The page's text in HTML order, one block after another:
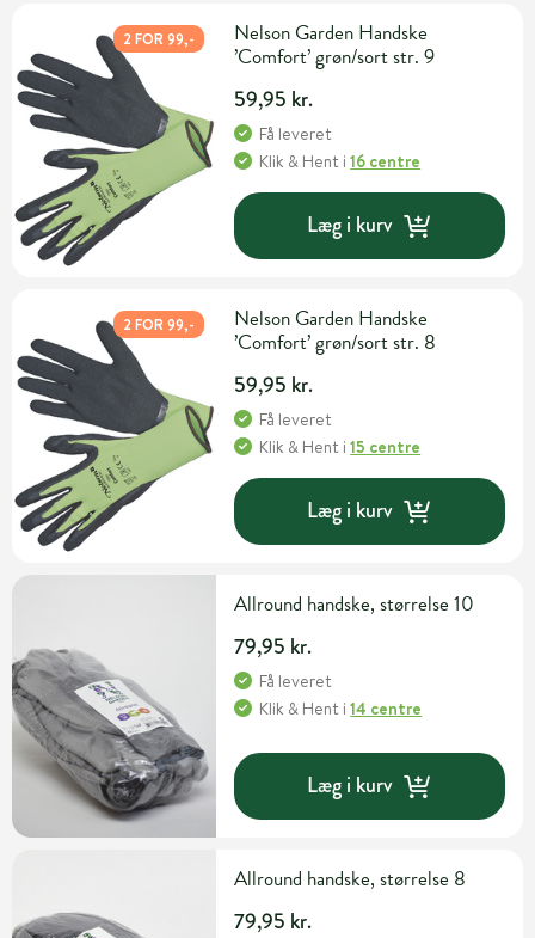
2 FOR 99,-
Nelson Garden Handske
’Comfort’ grøn/sort str. 9
59,95 kr.
Få leveret
Klik & Hent i16 centre
Læg i kurv
2 FOR 99,-
Nelson Garden Handske
’Comfort’ grøn/sort str. 8
59,95 kr.
Få leveret
Klik & Hent i15 centre
Læg i kurv
Allround handske, størrelse 10
79,95 kr.
Få leveret
Klik & Hent i14 centre
Læg i kurv
Allround handske, størrelse 8
79,95 kr.